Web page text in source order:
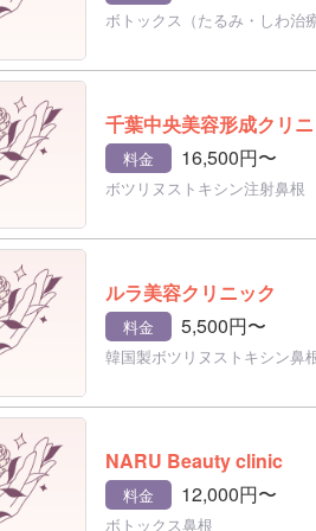
ボトックス（たるみ・しわ治
千葉中央美容形成クリ
料金 16,500円〜
ボツリヌストキシン注射鼻根
ルラ美容クリニック
料金 5,500円〜
韓国製ボツリヌストキシン鼻
NARU Beauty clinic
料金 12,000円〜
ボトックス鼻根